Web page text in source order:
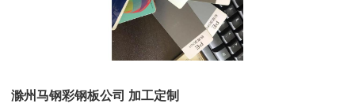
滁州马钢彩钢板公司 加工定制